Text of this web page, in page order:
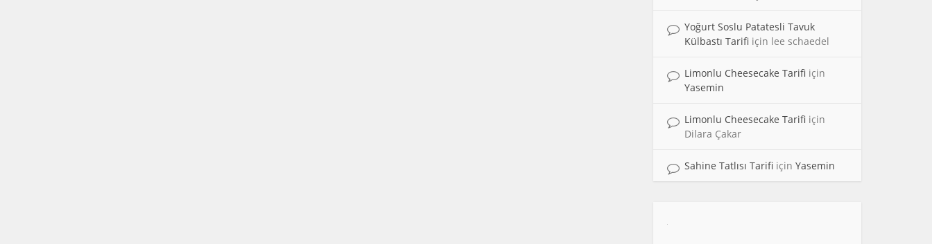
Yoğurt Soslu Patatesli Tavuk
Külbastı Tarifi için lee schaedel
Limonlu Cheesecake Tarifi için
Yasemin
Limonlu Cheesecake Tarifi için
Dilara Çakar
Sahine Tatlısı Tarifi için Yasemin